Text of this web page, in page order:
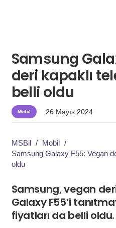
Samsung
deri kapaklı
belli oldu
Mobil 26 Mayıs 2024
MSBil / Mobil /
Samsung Galaxy F55: Vegan
oldu
Samsung, vegan
Galaxy F55’i
fiyatları da belli oldu.